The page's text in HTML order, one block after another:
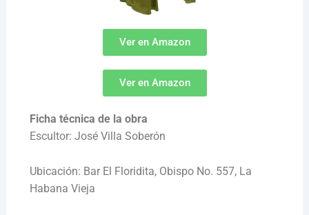
Ver en Amazon
Ver en Amazon
Ficha técnica de la obra
Escultor: José Villa Soberón
Ubicación: Bar El Floridita, Obispo No. 557, La
Habana Vieja